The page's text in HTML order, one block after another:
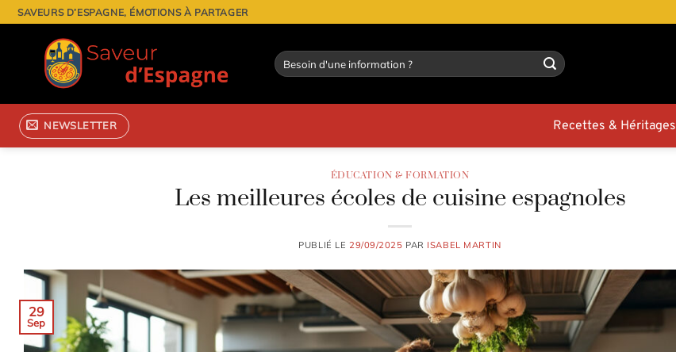
Passer
au
contenu
SAVEURS D’ESPAGNE, ÉMOTIONS À PARTAGER
NEWSLETTER Recettes & Héritages
ÉDUCATION & FORMATION
Les meilleures écoles de cuisine espagnoles
PUBLIÉ LE 29/09/2025 PAR ISABEL MARTIN
29
Sep